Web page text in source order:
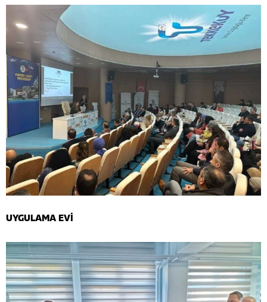
UYGULAMA EVİ